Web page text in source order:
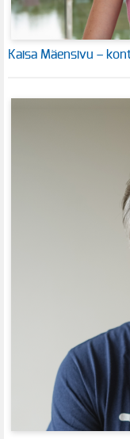
Kaisa Mäensivu –